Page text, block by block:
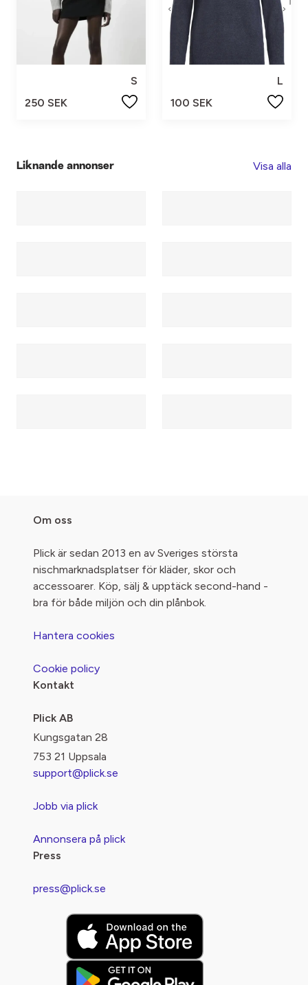
S
250 SEK
L
100 SEK
Liknande annonser Visa alla
Om oss
Plick är sedan 2013 en av Sveriges största
nischmarknadsplatser för kläder, skor och
accessoarer. Köp, sälj & upptäck second-hand -
bra för både miljön och din plånbok.
Hantera cookies
Cookie policy
Kontakt
Plick AB
Kungsgatan 28
753 21 Uppsala
support@plick.se
Jobb via plick
Annonsera på plick
Press
press@plick.se